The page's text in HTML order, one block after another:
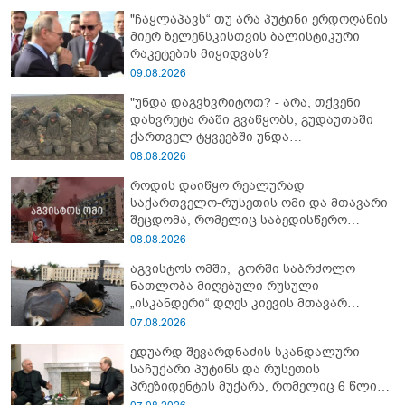
"ჩაყლაპავს“ თუ არა პუტინი ერდოღანის
მიერ ზელენსკისთვის ბალისტიკური
რაკეტების მიყიდვას?
09.08.2026
"უნდა დაგვხვრიტოთ? - არა, თქვენი
დახვრეტა რაში გვაწყობს, გუდაუთაში
ქართველ ტყვეებში უნდა
გადაგცვალოთ..."
08.08.2026
როდის დაიწყო რეალურად
საქართველო-რუსეთის ომი და მთავარი
შეცდომა, რომელიც საბედისწერო
გამოდგა
08.08.2026
აგვისტოს ომში, გორში საბრძოლო
ნათლობა მიღებული რუსული
„ისკანდერი“ დღეს კიევის მთავარ
კოშმარად იქცა
07.08.2026
ედუარდ შევარდნაძის სკანდალური
საჩუქარი პუტინს და რუსეთის
პრეზიდენტის მუქარა, რომელიც 6 წლის